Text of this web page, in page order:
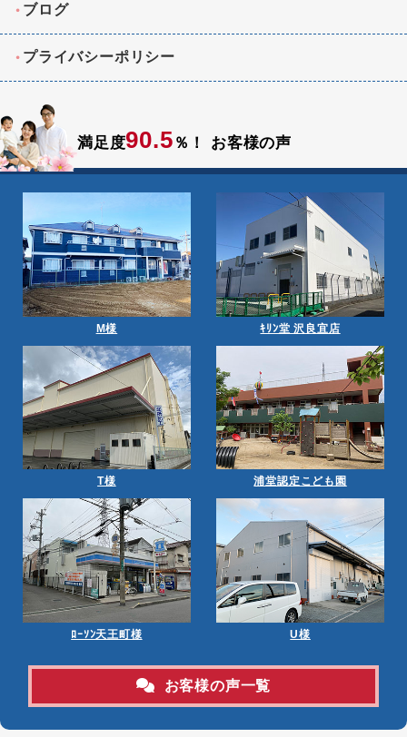
ブログ
プライバシーポリシー
満足度90.5 ％！ お客様の声
M様 ｷﾘﾝ堂 沢良宜店
T様 浦堂認定こども園
ﾛｰｿﾝ天王町様 U様
お客様の声一覧